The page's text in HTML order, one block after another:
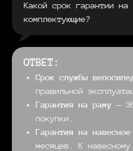
Какой срок гарантии на
комплектующие?
ОТВЕТ:
Срок службы
правильной
Гарантия на раму —
покупки.
Гарантия на
месяцев. К навесному